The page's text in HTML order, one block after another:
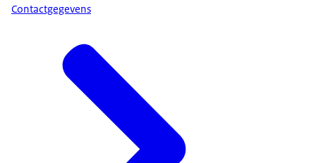
Contactgegevens